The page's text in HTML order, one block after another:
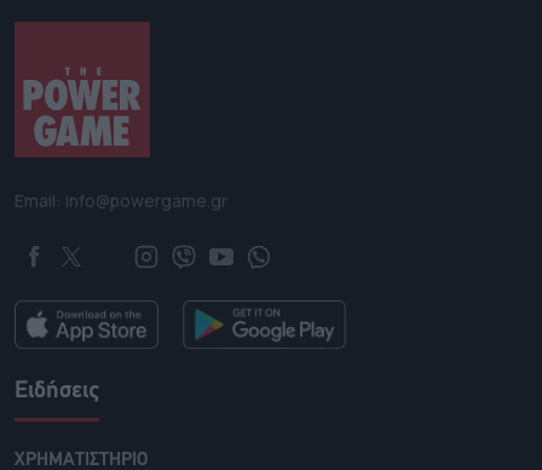
Email: info@powergame.gr
Ειδήσεις
ΧΡΗΜΑΤΙΣΤΗΡΙΟ